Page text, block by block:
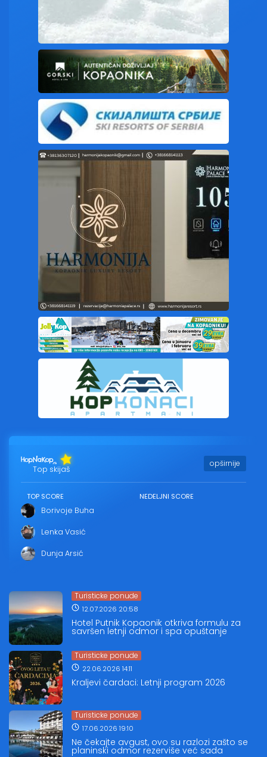
Top skijaš
opširnije
TOP SCORE
Borivoje Buha
Lenka Vasić
Dunja Arsić
NEDELJNI SCORE
Turisticke ponude
12.07.2026 20:58
Hotel Putnik Kopaonik otkriva formulu za
savršen letnji odmor i spa opuštanje
Turisticke ponude
22.06.2026 14:11
Kraljevi čardaci: Letnji program 2026
Turisticke ponude
17.06.2026 19:10
Ne čekajte avgust, ovo su razlozi zašto se
planinski odmor rezerviše već sada